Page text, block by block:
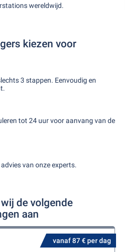
wereldwijd.
kiezen voor
3 stappen. Eenvoudig en
tot 24 uur voor aanvang van de
van onze experts.
de volgende
aan
vanaf 87 € per dag